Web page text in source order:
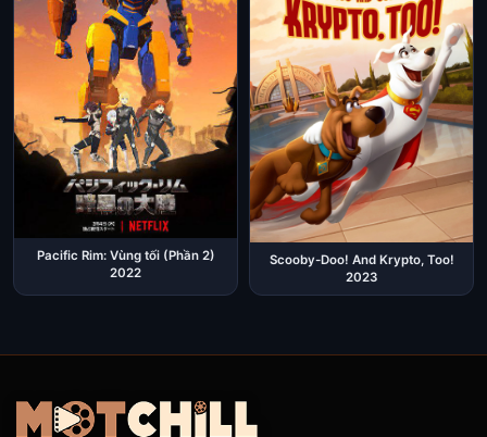
Pacific Rim: Vùng tối (Phần 2)
2022
Scooby-Doo! And Krypto, Too!
2023